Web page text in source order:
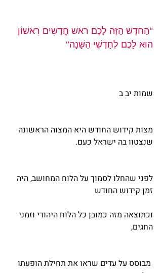
“הַחדֶשׁ הַזֶּה לָכֶם ראשׁ חֳדָשִׁים רִאשׁוֹן
הוּא לָכֶם לְחָדְשֵׁי הַשָּׁנָה”
שמות יב ב
מצות קידוש החודש היא המצוה הראשונה
שנצטוו בה ישראל כעם.
לפני שהחלו לסמוך על הלוח המחושב, היה
זמן קידוש החודש
וכתוצאה מזה כמובן כל הלוח היהודי וזמני
החגים,
מבוסס על עדים שראו את תחילת הופעתו